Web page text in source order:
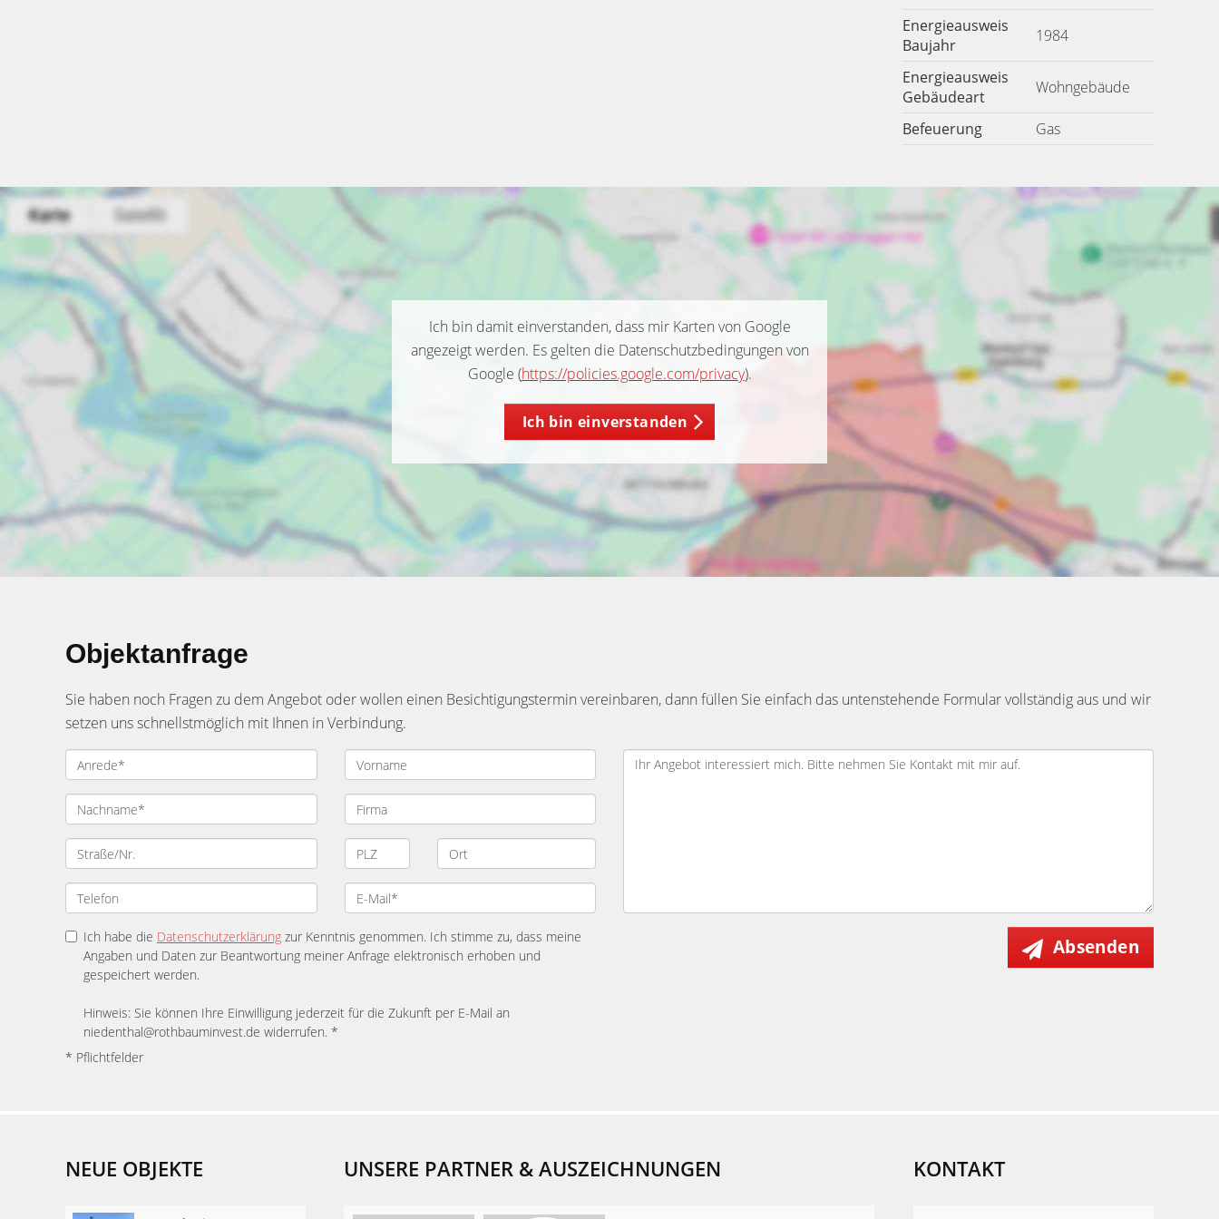
Energieausweis
Baujahr
1984
Energieausweis
Gebäudeart
Wohngebäude
Befeuerung Gas
Ich bin damit einverstanden, dass mir Karten von Google
angezeigt werden. Es gelten die Datenschutzbedingungen von
Google (https://policies.google.com/privacy).
Ich bin einverstanden
Objektanfrage
Sie haben noch Fragen zu dem Angebot oder wollen einen Besichtigungstermin vereinbaren, dann füllen Sie einfach das untenstehende Formular vollständig aus und wir
setzen uns schnellstmöglich mit Ihnen in Verbindung.
Ich habe die Datenschutzerklärung zur Kenntnis genommen. Ich stimme zu, dass meine
Angaben und Daten zur Beantwortung meiner Anfrage elektronisch erhoben und
gespeichert werden.
Hinweis: Sie können Ihre Einwilligung jederzeit für die Zukunft per E-Mail an
niedenthal@rothbauminvest.de widerrufen. *
* Pflichtfelder
Absenden
NEUE OBJEKTE UNSERE PARTNER & AUSZEICHNUNGEN KONTAKT